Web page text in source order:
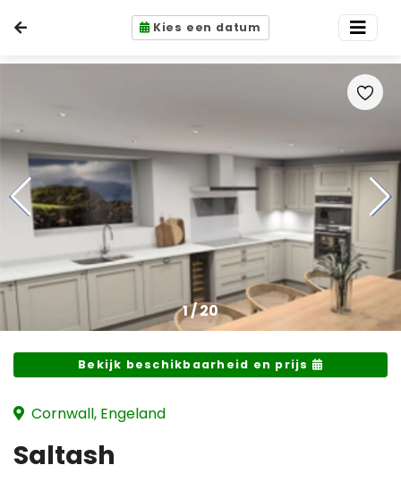
Kies een datum
1/20
Bekijk beschikbaarheid en prijs
Cornwall, Engeland
Saltash